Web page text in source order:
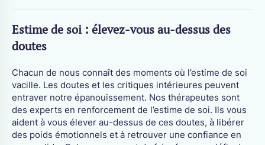
Estime de soi : élevez-vous au-dessus des
doutes
Chacun de nous connaît des moments où l’estime de soi
vacille. Les doutes et les critiques intérieures peuvent
entraver notre épanouissement. Nos thérapeutes sont
des experts en renforcement de l’estime de soi. Ils vous
aident à vous élever au-dessus de ces doutes, à libérer
des poids émotionnels et à retrouver une confiance en